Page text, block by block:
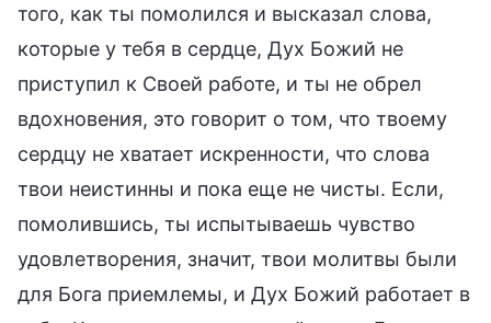
того, как ты помолился и высказал слова,
которые у тебя в сердце, Дух Божий не
приступил к Своей работе, и ты не обрел
вдохновения, это говорит о том, что твоему
сердцу не хватает искренности, что слова
твои неистинны и пока еще не чисты. Если,
помолившись, ты испытываешь чувство
удовлетворения, значит, твои молитвы были
для Бога приемлемы, и Дух Божий работает в